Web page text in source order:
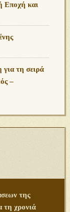
Εποχή και
τη σειρά
–
της
τη χρονιά